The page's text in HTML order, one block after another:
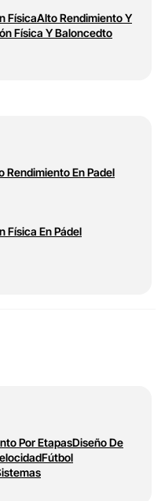
FísicaAlto Rendimiento Y
Física Y Baloncedto
Rendimiento En Padel
Física En Pádel
Por EtapasDiseño De
Fútbol